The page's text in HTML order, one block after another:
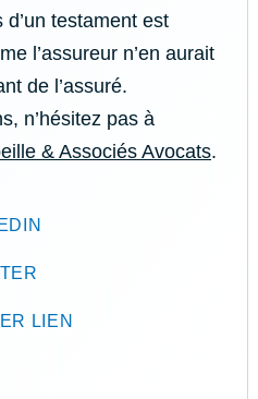
testament est
l’assureur n’en aurait
de l’assuré.
n’hésitez pas à
& Associés Avocats.
LIEN